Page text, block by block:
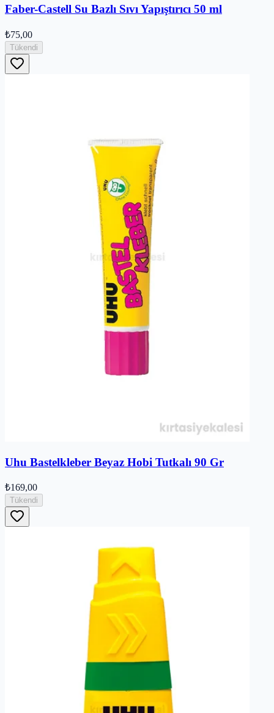
Faber-Castell Su Bazlı Sıvı Yapıştırıcı 50 ml
₺75,00
Tükendi
Uhu Bastelkleber Beyaz Hobi Tutkalı 90 Gr
₺169,00
Tükendi